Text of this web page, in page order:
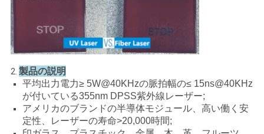
2. 製品の説明
平均出力電力≥ 5W@40KHzの脈拍幅の≤ 15ns@40KHz
が付いている355nm DPSS紫外線レーザー;
アメリカのブランドの半導体モジュール、高い働く安
定性、レーザーの寿命>20,000時間;